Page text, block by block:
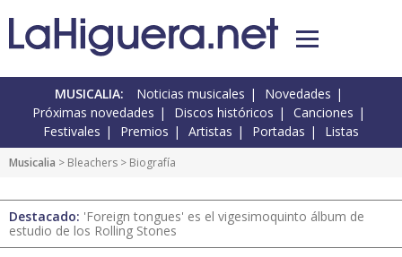
MUSICALIA: Noticias musicales
Novedades
Próximas novedades
Discos históricos
Canciones
Festivales
Premios Artistas Portadas Listas
Musicalia > Bleachers > Biografía
Destacado: 'Foreign tongues' es el vigesimoquinto álbum de
estudio de los Rolling Stones